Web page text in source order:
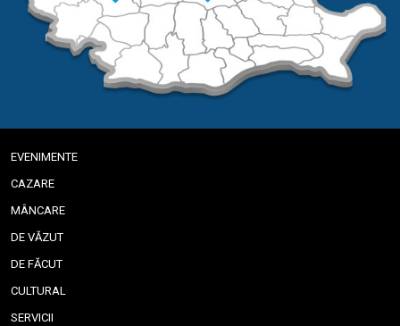
EVENIMENTE
CAZARE
MÂNCARE
DE VĂZUT
DE FĂCUT
CULTURAL
SERVICII